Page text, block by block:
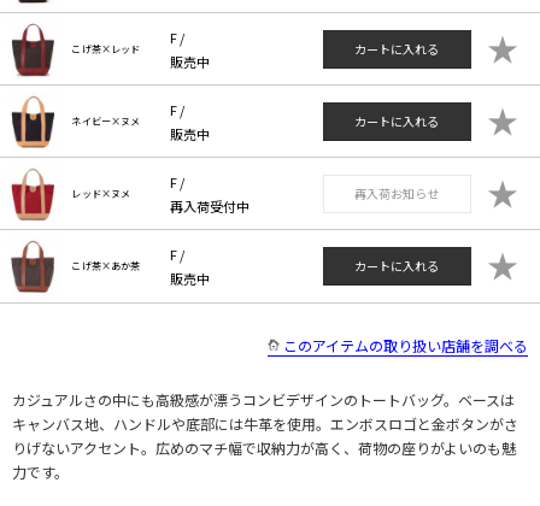
こげ茶×レッド
F /
販売中
カートに入れる ★
ネイビー×ヌメ
F /
販売中
カートに入れる ★
レッド×ヌメ
F /
再入荷受付中
再入荷お知らせ ★
こげ茶×あか茶
F /
販売中
カートに入れる ★
このアイテムの取り扱い店舗を調べる
カジュアルさの中にも高級感が漂うコンビデザインのトートバッグ。ベースは
キャンバス地、ハンドルや底部には牛革を使用。エンボスロゴと金ボタンがさ
りげないアクセント。広めのマチ幅で収納力が高く、荷物の座りがよいのも魅
力です。